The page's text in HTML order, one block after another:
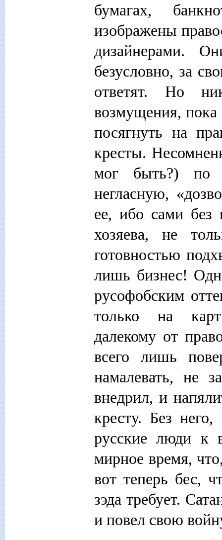
бумагах,
изображены
дизайнерами.
безусловно, за
ответят. Но
возмущения,
посягнуть на
кресты.
мог быть?) по
негласную,
ее, ибо сами без
хозяева, не
готовностью
лишь бизнес!
русофобским
только на
далекому от
всего лишь
намалевать, не
внедрил, и
кресту. Без
русские люди к
мирное время,
вот теперь бес,
зэда требует.
и повел свою